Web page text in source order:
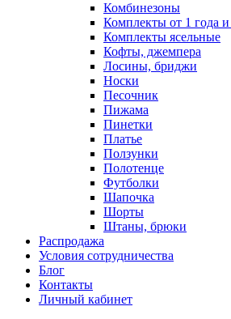
Комбинезоны
Комплекты от 1 года
Комплекты ясельные
Кофты, джемпера
Лосины, бриджи
Носки
Песочник
Пижама
Пинетки
Платье
Ползунки
Полотенце
Футболки
Шапочка
Шорты
Штаны, брюки
Распродажа
Условия сотрудничества
Блог
Контакты
Личный кабинет